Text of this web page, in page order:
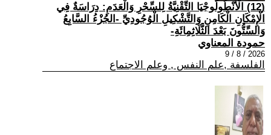
(12) الْأَنْطُولُوجْيَا التِّقْنِيَّةُ لِلسِّحْرِ وَالْعَدَمِ: دِرَاسَةٌ فِي
الْإِمْكَانِ الْكَامِنِ وَالتَّشْكِيلِ الْوُجُودِيِّ -الجُزْءُ السَّابِعُ
وَالسِّتُّونَ بَعْدَ الثَّلَاثِمِائَةِ-
حمودة المعناوي
2026 / 8 / 9
الفلسفة ,علم النفس , وعلم الاجتماع